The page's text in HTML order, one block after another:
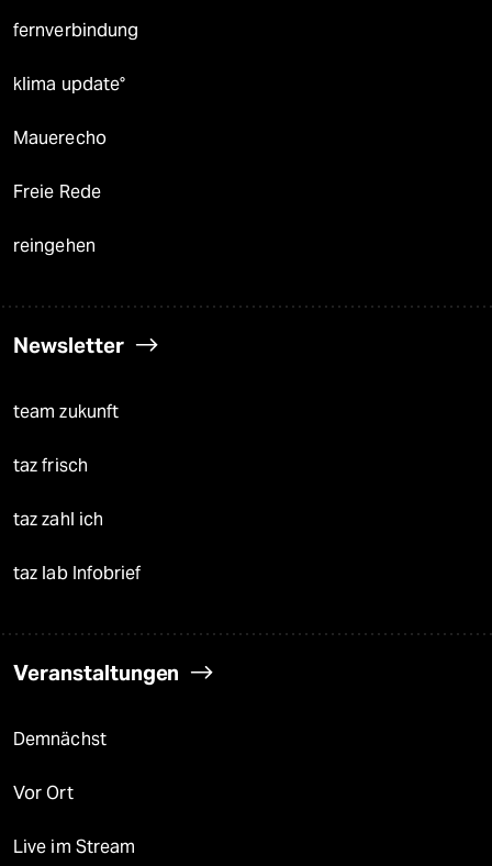
fernverbindung
klima update°
Mauerecho
Freie Rede
reingehen
Newsletter
team zukunft
taz frisch
taz zahl ich
taz lab Infobrief
Veranstaltungen
Demnächst
Vor Ort
Live im Stream